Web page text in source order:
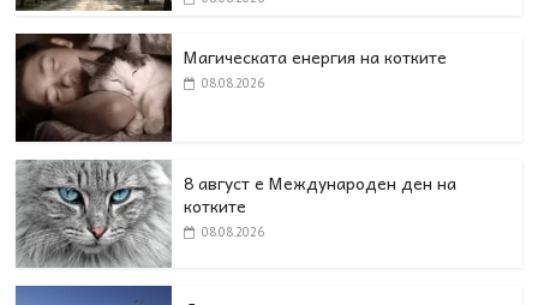
Магическата енергия на котките
08.08.2026
8 август е Международен ден на
котките
08.08.2026